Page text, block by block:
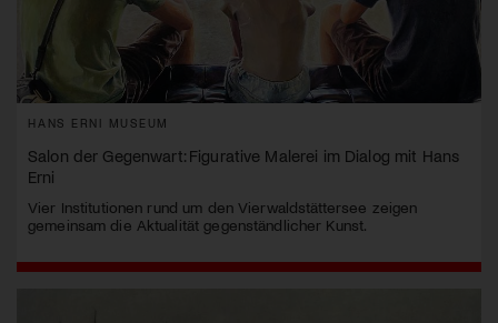
HANS ERNI MUSEUM
Salon der Gegenwart: Figurative Malerei im Dialog mit Hans
Erni
Vier Institutionen rund um den Vierwaldstättersee zeigen
gemeinsam die Aktualität gegenständlicher Kunst.